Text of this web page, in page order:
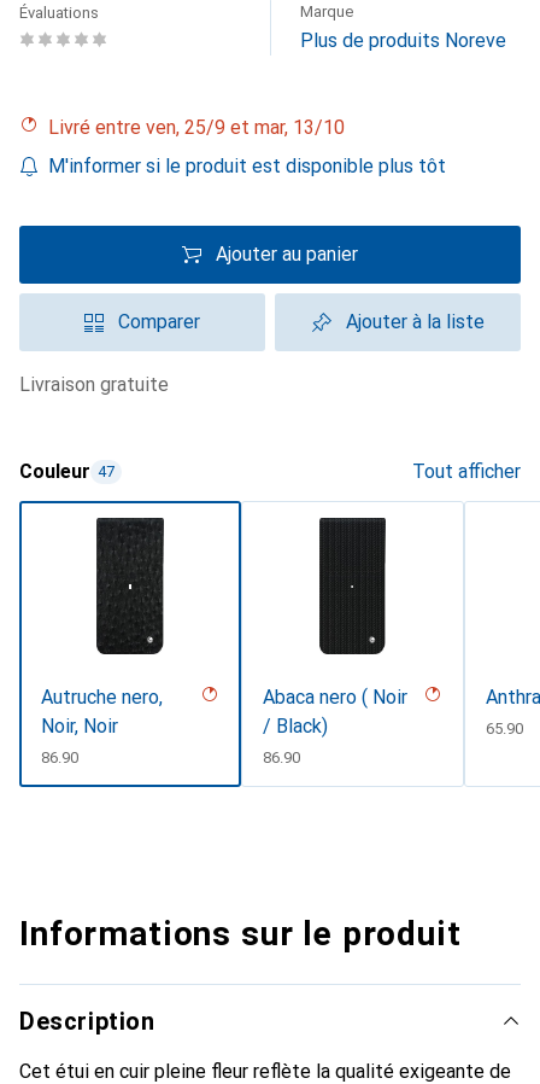
Évaluations Marque
Plus de produits Noreve
Livré entre ven, 25/9 et mar, 13/10
M'informer si le produit est disponible plus tôt
Ajouter au panier
Comparer Ajouter à la liste
livraison gratuite
Couleur 47 Tout afficher
Autruche nero,
Noir, Noir
CHF
86.90
Abaca nero ( Noir
/ Black)
CHF
86.90
CHF
65.90
Informations sur le produit
Description
Cet étui en cuir pleine fleur reflète la qualité exigeante de